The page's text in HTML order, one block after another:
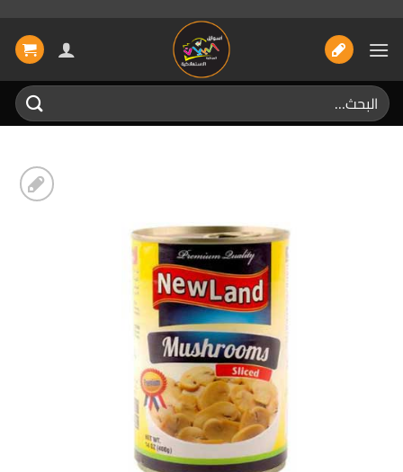
البحث
عن: